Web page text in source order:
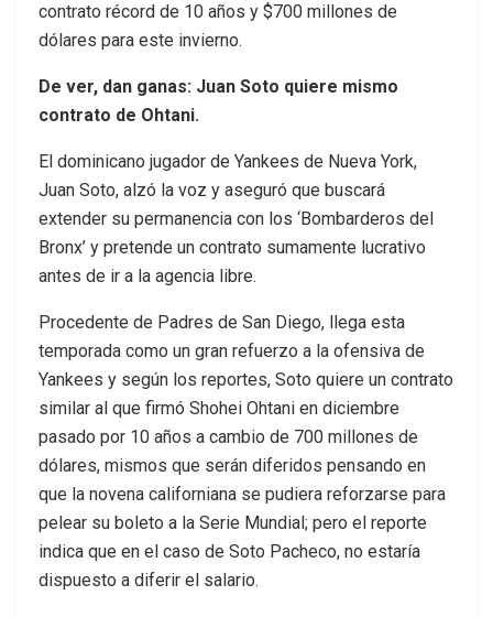
contrato récord de 10 años y $700 millones de
dólares para este invierno.
De ver, dan ganas: Juan Soto quiere mismo
contrato de Ohtani.
El dominicano jugador de Yankees de Nueva York,
Juan Soto, alzó la voz y aseguró que buscará
extender su permanencia con los ‘Bombarderos del
Bronx’ y pretende un contrato sumamente lucrativo
antes de ir a la agencia libre.
Procedente de Padres de San Diego, llega esta
temporada como un gran refuerzo a la ofensiva de
Yankees y según los reportes, Soto quiere un contrato
similar al que firmó Shohei Ohtani en diciembre
pasado por 10 años a cambio de 700 millones de
dólares, mismos que serán diferidos pensando en
que la novena californiana se pudiera reforzarse para
pelear su boleto a la Serie Mundial; pero el reporte
indica que en el caso de Soto Pacheco, no estaría
dispuesto a diferir el salario.